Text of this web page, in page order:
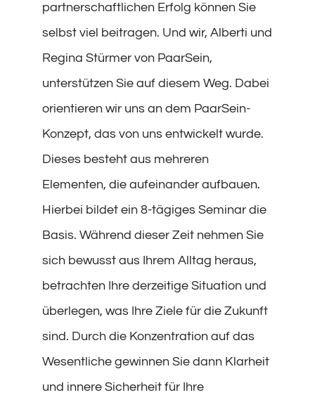
partnerschaftlichen Erfolg können Sie
selbst viel beitragen. Und wir, Alberti und
Regina Stürmer von PaarSein,
unterstützen Sie auf diesem Weg. Dabei
orientieren wir uns an dem PaarSein-
Konzept, das von uns entwickelt wurde.
Dieses besteht aus mehreren
Elementen, die aufeinander aufbauen.
Hierbei bildet ein 8-tägiges Seminar die
Basis. Während dieser Zeit nehmen Sie
sich bewusst aus Ihrem Alltag heraus,
betrachten Ihre derzeitige Situation und
überlegen, was Ihre Ziele für die Zukunft
sind. Durch die Konzentration auf das
Wesentliche gewinnen Sie dann Klarheit
und innere Sicherheit für Ihre